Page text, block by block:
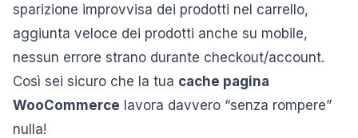
sparizione improvvisa dei prodotti nel carrello,
aggiunta veloce dei prodotti anche su mobile,
nessun errore strano durante checkout/account.
Così sei sicuro che la tua cache pagina
WooCommerce lavora davvero “senza rompere”
nulla!